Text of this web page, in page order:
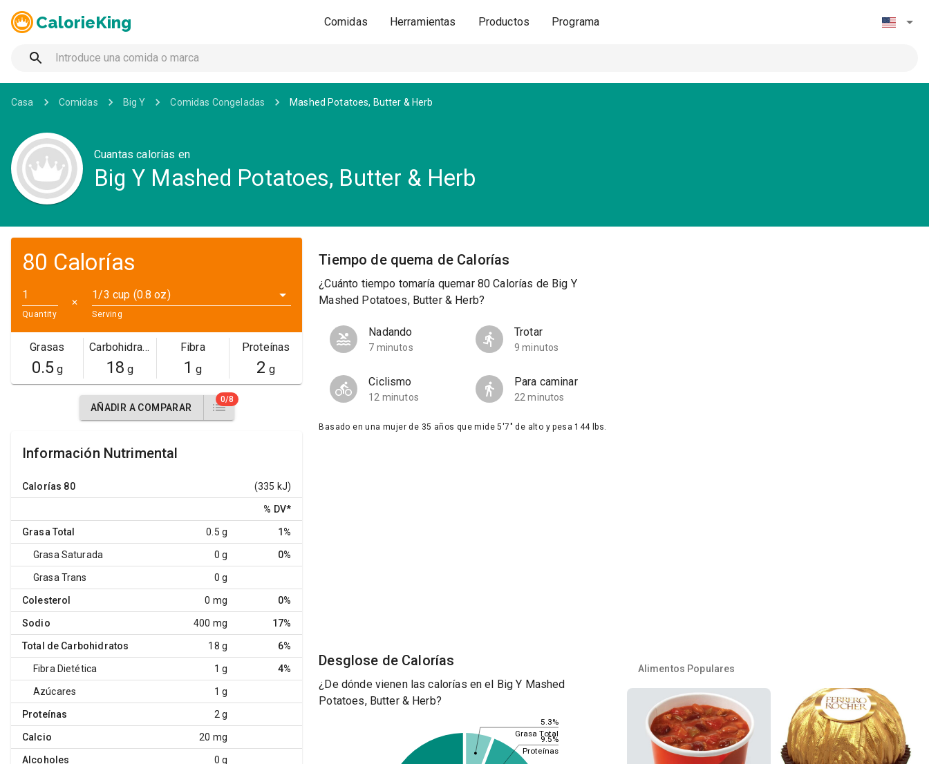
CalorieKing Comidas Herramientas Productos Programa
Casa Comidas Big Y Comidas Congeladas Mashed Potatoes, Butter & Herb
Cuantas calorías en
Big Y Mashed Potatoes, Butter & Herb
80 Calorías
Quantity
✕
1/3 cup (0.8 oz)
Serving
Grasas
0.5g
Carbohidratos
18 g
Fibra
1 g
Proteínas
2 g
AÑADIR A COMPARAR
0/8
Información Nutrimental
Calorías 80 (335 kJ)
% DV*
Grasa Total 0.5 g 1%
Grasa Saturada 0 g 0%
Grasa Trans 0 g
Colesterol 0 mg 0%
Sodio 400 mg 17%
Total de Carbohidratos 18 g 6%
Fibra Dietética 1 g 4%
Azúcares 1 g
Proteínas 2 g
Calcio 20 mg
Alcoholes 0 g
Tiempo de quema de Calorías
¿Cuánto tiempo tomaría quemar 80 Calorías de Big Y
Mashed Potatoes, Butter & Herb?
Nadando
7 minutos
Trotar
9 minutos
Ciclismo
12 minutos
Para caminar
22 minutos
Basado en una mujer de 35 años que mide 5'7" de alto y pesa 144 lbs.
Desglose de Calorías
¿De dónde vienen las calorías en el Big Y Mashed
Potatoes, Butter & Herb?
5.3%
9.5%
Grasa Total
Proteínas
Alimentos Populares